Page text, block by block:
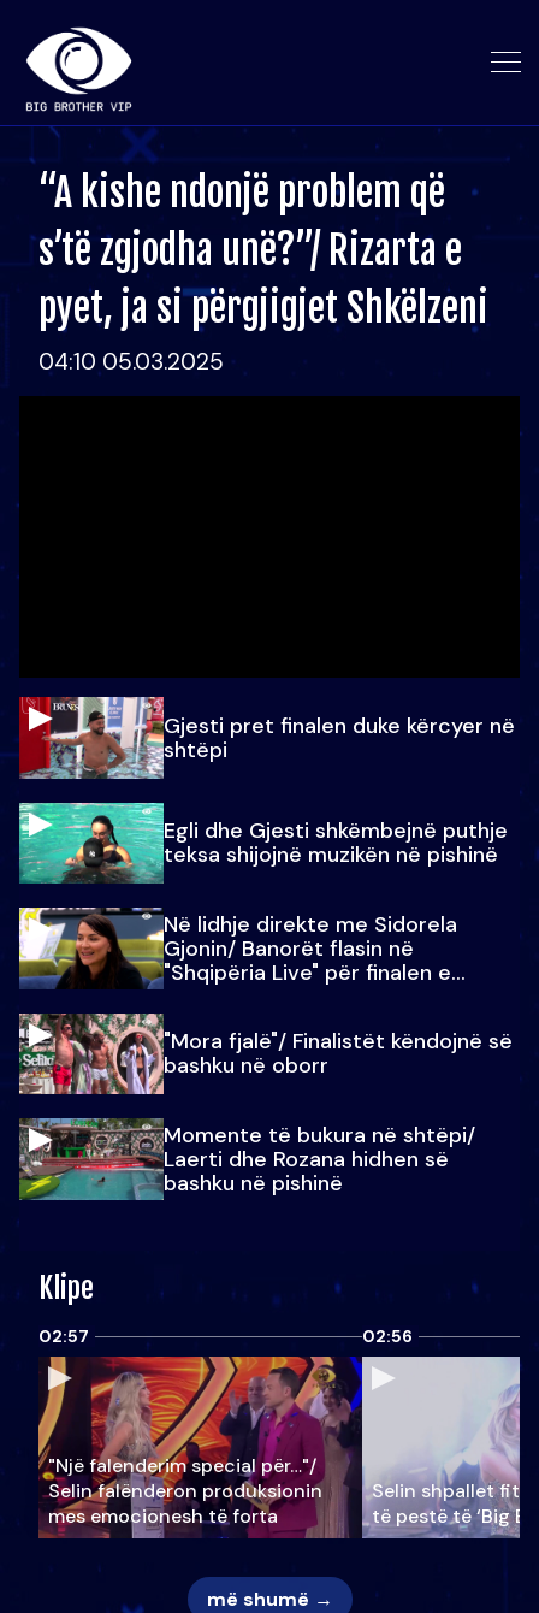
“A kishe ndonjë problem që
s’të zgjodha unë?”/ Rizarta e
pyet, ja si përgjigjet Shkëlzeni
04:10 05.03.2025
Gjesti pret finalen duke kërcyer në
shtëpi
Egli dhe Gjesti shkëmbejnë puthje
teksa shijojnë muzikën në pishinë
Në lidhje direkte me Sidorela
Gjonin/ Banorët flasin në
"Shqipëria Live" për finalen e
"Mora fjalë"/ Finalistët këndojnë së
bashku në oborr
Momente të bukura në shtëpi/
Laerti dhe Rozana hidhen së
bashku në pishinë
Klipe
02:57
"Një falenderim special për…"/
Selin falënderon produksionin
mes emocionesh të forta
02:56
Selin shpallet
të pestë të ‘Big
më shumë →